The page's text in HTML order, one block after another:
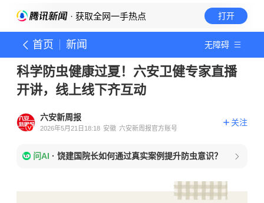
· 获取全网一手热点 打开
首页 新闻 无障碍
科学防虫健康过夏！六安卫健专家直播
开讲，线上线下齐互动
六安新周报
2026年5月21日18:18 安徽 六安新周报官方账号
关注
问AI · 饶建国院长如何通过真实案例提升防虫意识？